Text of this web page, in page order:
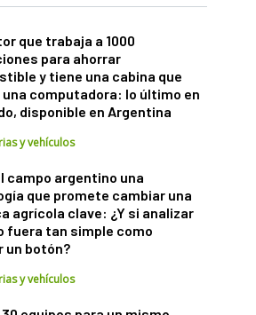
que trabaja a 1000
para ahorrar
y tiene una cabina que
una computadora: lo último en
disponible en Argentina
y vehículos
campo argentino una
que promete cambiar una
agrícola clave: ¿Y si analizar
fuera tan simple como
un botón?
y vehículos